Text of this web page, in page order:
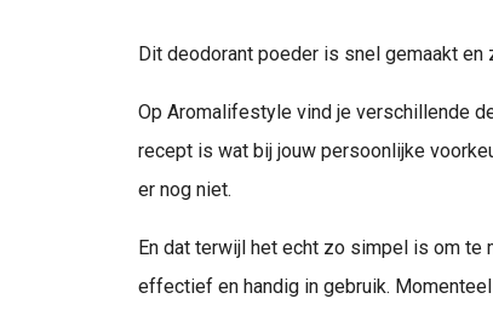
Dit deodorant poeder is snel gemaakt
Op Aromalifestyle vind je verschillende
recept is wat bij jouw persoonlijke
er nog niet.
En dat terwijl het echt zo simpel is om te
effectief en handig in gebruik.